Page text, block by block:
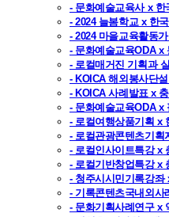
- 문화예술교육사 x 한
- 2024 늘봄학교 x 한
- 2024 마을교육활동
- 문화예술교육ODA x
- 로컬매거진 기획과
- KOICA 해외봉사단
- KOICA 사례발표 x
- 문화예술교육ODA x
- 로컬여행상품기획 x
- 로컬관광콘텐츠기획
- 로컬인사이트특강 x
- 로컬기반창업특강 x
- 청주시시민기록강좌
- 기록콘텐츠국내외사
- 문화기획사례연구 x